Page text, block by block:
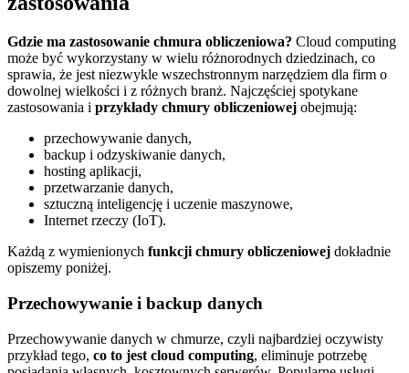
Gdzie ma zastosowanie chmura obliczeniowa? Cloud computing
może być wykorzystany w wielu różnorodnych dziedzinach, co
sprawia, że jest niezwykle wszechstronnym narzędziem dla firm o
dowolnej wielkości i z różnych branż. Najczęściej spotykane
zastosowania i przykłady chmury obliczeniowej obejmują:
przechowywanie danych,
backup i odzyskiwanie danych,
hosting aplikacji,
przetwarzanie danych,
sztuczną inteligencję i uczenie maszynowe,
Internet rzeczy (IoT).
Każdą z wymienionych funkcji chmury obliczeniowej dokładnie
opiszemy poniżej.
Przechowywanie i backup danych
Przechowywanie danych w chmurze, czyli najbardziej oczywisty
przykład tego, co to jest cloud computing, eliminuje potrzebę